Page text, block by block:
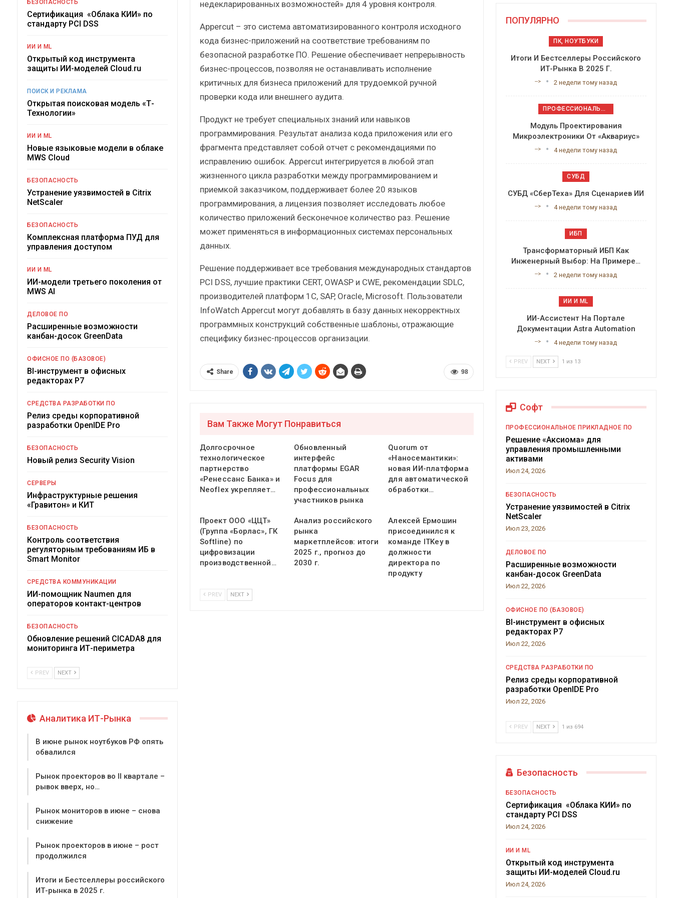
недекларированных возможностей» для 4 уровня контроля.
Appercut – это система автоматизированного контроля исходного
кода бизнес-приложений на соответствие требованиям по
безопасной разработке ПО. Решение обеспечивает непрерывность
бизнес-процессов, позволяя не останавливать исполнение
критичных для бизнеса приложений для трудоемкой ручной
проверки кода или внешнего аудита.
Продукт не требует специальных знаний или навыков
программирования. Результат анализа кода приложения или его
фрагмента представляет собой отчет с рекомендациями по
исправлению ошибок. Appercut интегрируется в любой этап
жизненного цикла разработки между программированием и
приемкой заказчиком, поддерживает более 20 языков
программирования, а лицензия позволяет исследовать любое
количество приложений бесконечное количество раз. Решение
может применяться в информационных системах персональных
данных.
Решение поддерживает все требования международных стандартов
PCI DSS, лучшие практики CERT, OWASP и CWE, рекомендации SDLC,
производителей платформ 1С, SAP, Oracle, Microsoft. Пользователи
InfoWatch Appercut могут добавлять в базу данных некорректных
программных конструкций собственные шаблоны, отражающие
специфику бизнес-процессов организации.
98
Share
Вам Также Могут Понравиться
Долгосрочное
технологическое
партнерство
«Ренессанс Банка» и
Neoflex укрепляет…
Обновленный
интерфейс
платформы EGAR
Focus для
профессиональных
участников рынка
Quorum от
«Наносемантики»:
новая ИИ-платформа
для автоматической
обработки…
Проект ООО «ЦЦТ»
(Группа «Борлас», ГК
Softline) по
цифровизации
производственной…
Анализ российского
рынка
маркетплейсов: итоги
2025 г., прогноз до
2030 г.
Алексей Ермошин
присоединился к
команде ITKey в
должности
директора по
продукту
PREV NEXT
БЕЗОПАСНОСТЬ
Сертификация «Облака КИИ» по
стандарту PCI DSS
ИИ И ML
Открытый код инструмента
защиты ИИ-моделей Cloud.ru
ПОИСК И РЕКЛАМА
Открытая поисковая модель «Т-
Технологии»
ИИ И ML
Новые языковые модели в облаке
MWS Cloud
БЕЗОПАСНОСТЬ
Устранение уязвимостей в Citrix
NetScaler
БЕЗОПАСНОСТЬ
Комплексная платформа ПУД для
управления доступом
ИИ И ML
ИИ-модели третьего поколения от
MWS AI
ДЕЛОВОЕ ПО
Расширенные возможности
канбан-досок GreenData
ОФИСНОЕ ПО (БАЗОВОЕ)
BI-инструмент в офисных
редакторах Р7
СРЕДСТВА РАЗРАБОТКИ ПО
Релиз среды корпоративной
разработки OpenIDE Pro
БЕЗОПАСНОСТЬ
Новый релиз Security Vision
СЕРВЕРЫ
Инфраструктурные решения
«Гравитон» и КИТ
БЕЗОПАСНОСТЬ
Контроль соответствия
регуляторным требованиям ИБ в
Smart Monitor
СРЕДСТВА КОММУНИКАЦИИ
ИИ-помощник Naumen для
операторов контакт-центров
БЕЗОПАСНОСТЬ
Обновление решений CICADA8 для
мониторинга ИТ-периметра
PREV NEXT
Аналитика ИТ-Рынка
В июне рынок ноутбуков РФ опять
обвалился
Рынок проекторов во II квартале –
рывок вверх, но…
Рынок мониторов в июне – снова
снижение
Рынок проекторов в июне – рост
продолжился
Итоги и Бестселлеры российского
ИТ-рынка в 2025 г.
ПОПУЛЯРНО
ПК, НОУТБУКИ
Итоги И Бестселлеры Российского
ИТ-Рынка В 2025 Г.
--> 2 недели тому назад
ПРОФЕССИОНАЛЬНОЕ ПРИКЛАДНОЕ ПО
Модуль Проектирования
Микроэлектроники От «Аквариус»
--> 4 недели тому назад
СУБД
СУБД «СберТеха» Для Сценариев ИИ
--> 4 недели тому назад
ИБП
Трансформаторный ИБП Как
Инженерный Выбор: На Примере…
--> 2 недели тому назад
ИИ И ML
ИИ-Ассистент На Портале
Документации Astra Automation
--> 4 недели тому назад
PREV NEXT 1 из 13
Софт
ПРОФЕССИОНАЛЬНОЕ ПРИКЛАДНОЕ ПО
Решение «Аксиома» для
управления промышленными
активами
Июл 24, 2026
БЕЗОПАСНОСТЬ
Устранение уязвимостей в Citrix
NetScaler
Июл 23, 2026
ДЕЛОВОЕ ПО
Расширенные возможности
канбан-досок GreenData
Июл 22, 2026
ОФИСНОЕ ПО (БАЗОВОЕ)
BI-инструмент в офисных
редакторах Р7
Июл 22, 2026
СРЕДСТВА РАЗРАБОТКИ ПО
Релиз среды корпоративной
разработки OpenIDE Pro
Июл 22, 2026
PREV NEXT 1 из 694
Безопасность
БЕЗОПАСНОСТЬ
Сертификация «Облака КИИ» по
стандарту PCI DSS
Июл 24, 2026
ИИ И ML
Открытый код инструмента
защиты ИИ-моделей Cloud.ru
Июл 24, 2026